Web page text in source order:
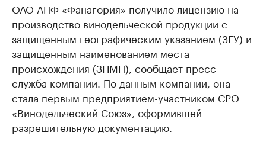
ОАО АПФ «Фанагория» получило лицензию на
производство винодельческой продукции с
защищенным географическим указанием (ЗГУ) и
защищенным наименованием места
происхождения (ЗНМП), сообщает пресс-
служба компании. По данным компании, она
стала первым предприятием-участником СРО
«Винодельческий Союз», оформившей
разрешительную документацию.